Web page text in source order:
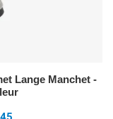
Lange Manchet -